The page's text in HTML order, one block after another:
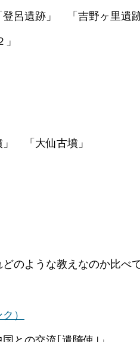
遺跡」 「吉野ヶ里遺跡
「大仙古墳」
うな教えなのか比べて
）